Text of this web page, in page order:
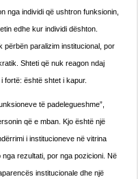
nga individi që ushtron funksionin,
edhe kur individi dështon.
përbën paralizim institucional, por
Shteti që nuk reagon ndaj
fortë: është shtet i kapur.
të padelegueshme”,
që e mban. Kjo është një
i institucioneve në vitrina
rezultati, por nga pozicioni. Në
institucionale dhe një